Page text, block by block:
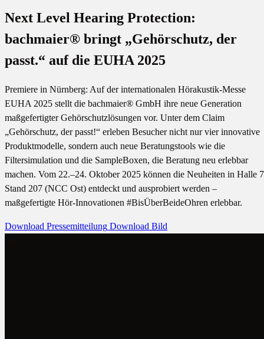
Next Level Hearing Protection:
bachmaier® bringt „Gehörschutz, der
passt.“ auf die EUHA 2025
Premiere in Nürnberg: Auf der internationalen Hörakustik-Messe
EUHA 2025 stellt die bachmaier® GmbH ihre neue Generation
maßgefertigter Gehörschutzlösungen vor. Unter dem Claim
„Gehörschutz, der passt!“ erleben Besucher nicht nur vier innovative
Produktmodelle, sondern auch neue Beratungstools wie die
Filtersimulation und die SampleBoxen, die Beratung neu erlebbar
machen. Vom 22.–24. Oktober 2025 können die Neuheiten in Halle
Stand 207 (NCC Ost) entdeckt und ausprobiert werden –
maßgefertigte Hör-Innovationen #BisÜberBeideOhren erlebbar.
Download Pressemitteilung Download Bild